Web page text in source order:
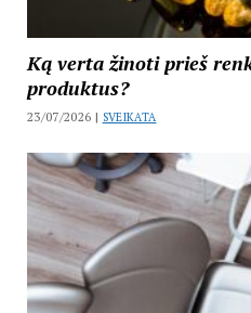
Ką verta žinoti prieš
produktus?
23/07/2026 | SVEIKATA